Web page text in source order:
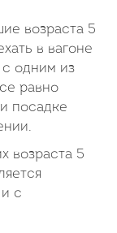
возраста 5
в вагоне
одним из
равно
посадке
возраста 5
с